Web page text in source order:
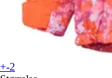
+-2